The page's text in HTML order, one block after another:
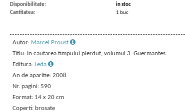
Disponibilitate:
in stoc
Cantitatea:
1 buc
Autor: Marcel Proust
Titlu: In cautarea timpului pierdut, volumul 3. Guermantes
Editura: Leda
An de aparitie: 2008
Nr. pagini: 590
Format: 14 x 20 cm
Coperti: brosate